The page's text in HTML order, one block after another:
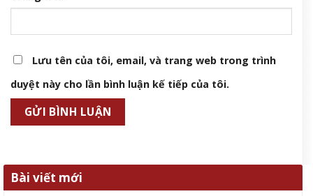
Lưu tên của tôi, email, và trang web trong trình
duyệt này cho lần bình luận kế tiếp của tôi.
Bài viết mới